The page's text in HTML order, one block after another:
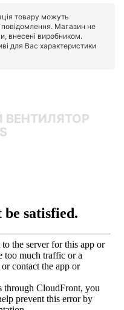
товару можуть
Магазин не
внесені виробником.
для Вас характеристики